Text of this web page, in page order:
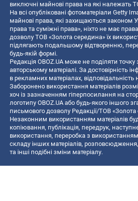
виключні майнові права на які належать
На всі опубліковані фотоматеріали Getty
майнові права, які захищаються законом
права та суміжні права», ніхто не має
дозволу ТОВ «Золота середина» їх
підлягають подальшому відтворенню,
будь-якій формі.
Редакція OBOZ.UA може не поділяти
авторському матеріалі. За достовірність
в рекламних матеріалах,
Заборонено використання матеріалів
хоч із зазначенням гіперпосилання на
логотипу OBOZ.UA або будь-якого іншого
письмового дозволу Редакції/ТОВ
Незаконним використанням матеріалів
копiювання, публiкацiя, передрук,
використання, переробка з
складу інших матеріалів,
та інші подібні зміни матеріалу.